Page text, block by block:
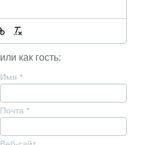
или как гость:
Имя *
Почта *